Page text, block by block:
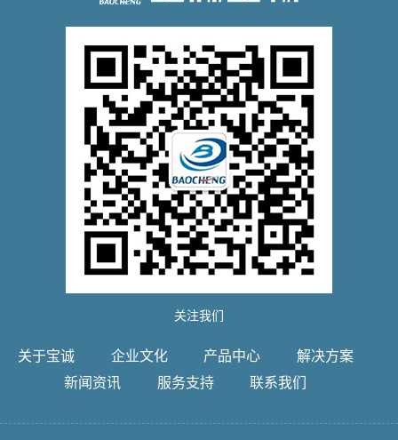
关注我们
关于宝诚 企业文化 产品中心
解决方案
新闻资讯
服务支持 联系我们